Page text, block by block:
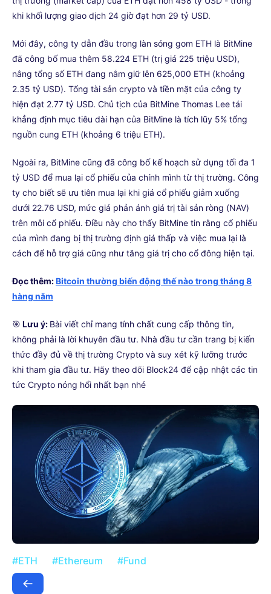
khi khối lượng giao dịch 24 giờ đạt hơn 29 tỷ USD.
Mới đây, công ty dẫn đầu trong làn sóng gom ETH là BitMine
đã công bố mua thêm 58.224 ETH (trị giá 225 triệu USD),
nâng tổng số ETH đang nắm giữ lên 625,000 ETH (khoảng
2.35 tỷ USD). Tổng tài sản crypto và tiền mặt của công ty
hiện đạt 2.77 tỷ USD. Chủ tịch của BitMine Thomas Lee tái
khẳng định mục tiêu dài hạn của BitMine là tích lũy 5% tổng
nguồn cung ETH (khoảng 6 triệu ETH).
Ngoài ra, BitMine cũng đã công bố kế hoạch sử dụng tối đa 1
tỷ USD để mua lại cổ phiếu của chính mình từ thị trường. Công
ty cho biết sẽ ưu tiên mua lại khi giá cổ phiếu giảm xuống
dưới 22.76 USD, mức giá phản ánh giá trị tài sản ròng (NAV)
trên mỗi cổ phiếu. Điều này cho thấy BitMine tin rằng cổ phiếu
của mình đang bị thị trường định giá thấp và việc mua lại là
cách để hỗ trợ giá cũng như tăng giá trị cho cổ đông hiện tại.
Đọc thêm:Bitcoin thường biến động thế nào trong tháng 8
hàng năm
🎯 Lưu ý: Bài viết chỉ mang tính chất cung cấp thông tin,
không phải là lời khuyên đầu tư. Nhà đầu tư cần trang bị kiến
thức đầy đủ về thị trường Crypto và suy xét kỹ lưỡng trước
khi tham gia đầu tư. Hãy theo dõi Block24 để cập nhật các tin
tức Crypto nóng hổi nhất bạn nhé
#ETH #Ethereum #Fund